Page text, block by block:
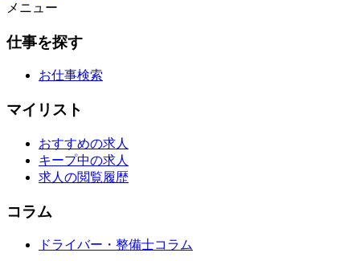
メニュー
仕事を探す
お仕事検索
マイリスト
おすすめの求人
キープ中の求人
求人の閲覧履歴
コラム
ドライバー・整備士コラム